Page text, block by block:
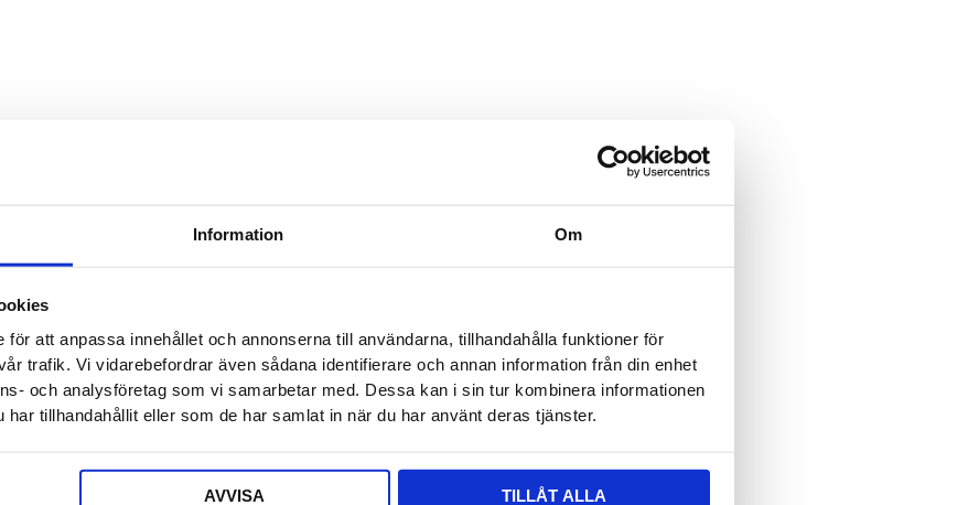
Information Om
för att anpassa innehållet och annonserna till användarna, tillhandahålla funktioner för
trafik. Vi vidarebefordrar även sådana identifierare och annan information från din enhet
och analysföretag som vi samarbetar med. Dessa kan i sin tur kombinera informationen
har tillhandahållit eller som de har samlat in när du har använt deras tjänster.
AVVISA TILLÅT ALLA
Detta fält är dolt när formuläret visas
Ditt namn*
E-post